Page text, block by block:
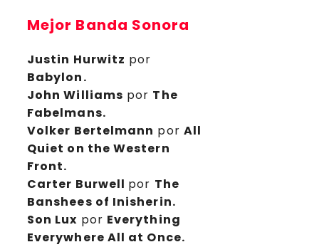
Mejor Banda Sonora
Justin Hurwitz por
Babylon.
John Williams por The
Fabelmans.
Volker Bertelmann por All
Quiet on the Western
Front.
Carter Burwell por The
Banshees of Inisherin.
Son Lux por Everything
Everywhere All at Once.